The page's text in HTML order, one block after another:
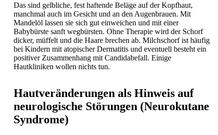
Das sind gelbliche, fest haftende Beläge auf der Kopfhaut,
manchmal auch im Gesicht und an den Augenbrauen. Mit
Mandelöl lassen sie sich gut einweichen und mit einer
Babybürste sanft wegbürsten. Ohne Therapie wird der Schorf
dicker, müffelt und die Haare brechen ab. Milchschorf ist häufig
bei Kindern mit atopischer Dermatitis und eventuell besteht ein
positiver Zusammenhang mit Candidabefall. Einige
Hautkliniken wollen nichts tun.
Hautveränderungen als Hinweis auf
neurologische Störungen (Neurokutane
Syndrome)